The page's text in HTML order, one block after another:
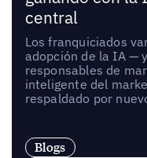
central
Los franquiciados
adopción de la IA —
responsables de
inteligente del
respaldado por
Blogs